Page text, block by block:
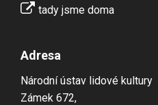
tady jsme doma
Adresa
Národní ústav lidové kultury
Zámek 672,